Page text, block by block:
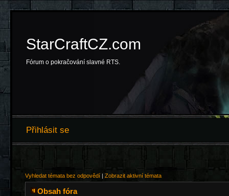
StarCraftCZ.com
Fórum o pokračování slavné RTS.
Přihlásit se
Vyhledat témata bez odpovědí | Zobrazit aktivní témata
Obsah fóra